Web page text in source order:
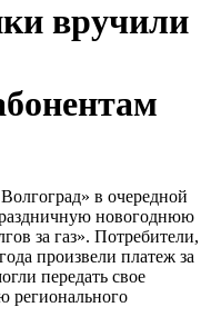
вручили
в очередной
новогоднюю
за газ». Потребители,
произвели платеж за
передать свое
регионального